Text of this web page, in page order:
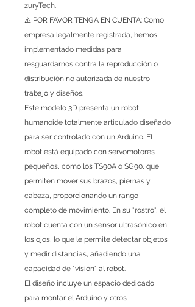
zuryTech.
⚠️ POR FAVOR TENGA EN CUENTA: Como
empresa legalmente registrada, hemos
implementado medidas para
resguardarnos contra la reproducción o
distribución no autorizada de nuestro
trabajo y diseños.
Este modelo 3D presenta un robot
humanoide totalmente articulado diseñado
para ser controlado con un Arduino. El
robot está equipado con servomotores
pequeños, como los TS90A o SG90, que
permiten mover sus brazos, piernas y
cabeza, proporcionando un rango
completo de movimiento. En su "rostro", el
robot cuenta con un sensor ultrasónico en
los ojos, lo que le permite detectar objetos
y medir distancias, añadiendo una
capacidad de "visión" al robot.
El diseño incluye un espacio dedicado
para montar el Arduino y otros